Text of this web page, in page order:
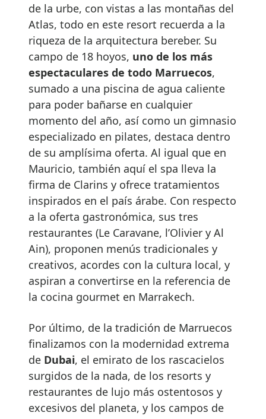
de la urbe, con vistas a las montañas del
Atlas, todo en este resort recuerda a la
riqueza de la arquitectura bereber. Su
campo de 18 hoyos, uno de los más
espectaculares de todo Marruecos,
sumado a una piscina de agua caliente
para poder bañarse en cualquier
momento del año, así como un gimnasio
especializado en pilates, destaca dentro
de su amplísima oferta. Al igual que en
Mauricio, también aquí el spa lleva la
firma de Clarins y ofrece tratamientos
inspirados en el país árabe. Con respecto
a la oferta gastronómica, sus tres
restaurantes (Le Caravane, l’Olivier y Al
Ain), proponen menús tradicionales y
creativos, acordes con la cultura local, y
aspiran a convertirse en la referencia de
la cocina gourmet en Marrakech.
Por último, de la tradición de Marruecos
finalizamos con la modernidad extrema
de Dubai, el emirato de los rascacielos
surgidos de la nada, de los resorts y
restaurantes de lujo más ostentosos y
excesivos del planeta, y los campos de